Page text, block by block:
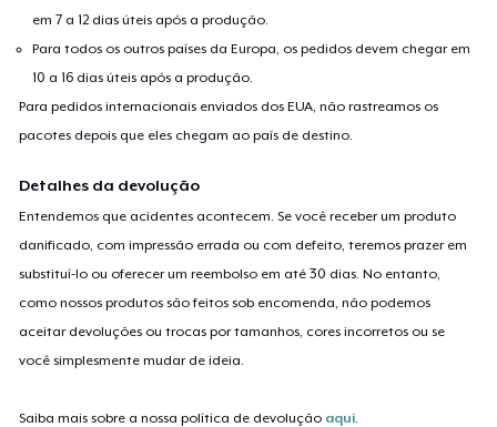
em 7 a 12 dias úteis após a produção.
Para todos os outros países da Europa, os pedidos devem chegar em
10 a 16 dias úteis após a produção.
Para pedidos internacionais enviados dos EUA, não rastreamos os
pacotes depois que eles chegam ao país de destino.
Detalhes da devolução
Entendemos que acidentes acontecem. Se você receber um produto
danificado, com impressão errada ou com defeito, teremos prazer em
substituí-lo ou oferecer um reembolso em até 30 dias. No entanto,
como nossos produtos são feitos sob encomenda, não podemos
aceitar devoluções ou trocas por tamanhos, cores incorretos ou se
você simplesmente mudar de ideia.
Saiba mais sobre a nossa política de devolução aqui